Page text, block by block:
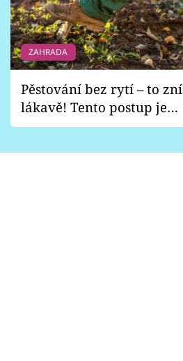
ZAHRADA
Pěstování bez rytí – to zní
lákavě! Tento postup je
vhodný jen pro některé